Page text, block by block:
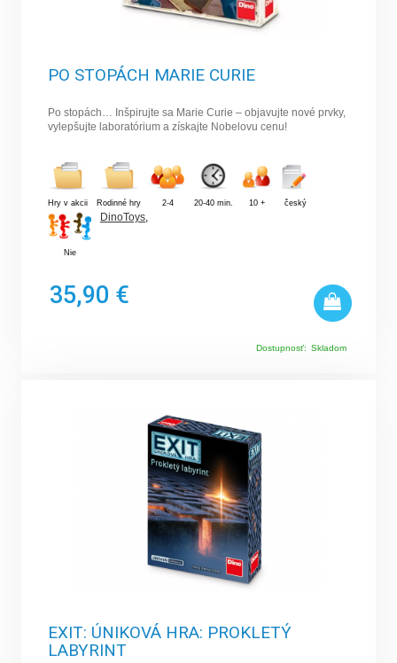
PO STOPÁCH MARIE CURIE
Po stopách… Inšpirujte sa Marie Curie – objavujte nové prvky,
vylepšujte laboratórium a získajte Nobelovu cenu!
Hry v akcii Rodinné hry 2-4 20-40 min. 10 + český
Nie
DinoToys,
35,90 €
Dostupnosť: Skladom
EXIT: ÚNIKOVÁ HRA: PROKLETÝ
LABYRINT